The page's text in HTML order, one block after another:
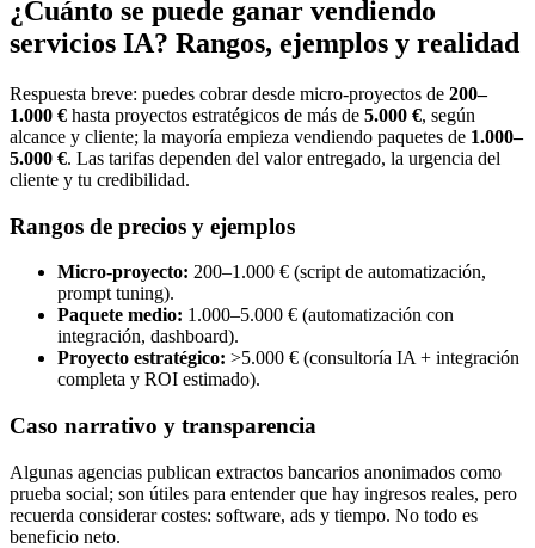
¿Cuánto se puede ganar vendiendo
servicios IA? Rangos, ejemplos y realidad
Respuesta breve: puedes cobrar desde micro-proyectos de 200–
1.000 € hasta proyectos estratégicos de más de 5.000 €, según
alcance y cliente; la mayoría empieza vendiendo paquetes de 1.000–
5.000 €. Las tarifas dependen del valor entregado, la urgencia del
cliente y tu credibilidad.
Rangos de precios y ejemplos
Micro-proyecto: 200–1.000 € (script de automatización,
prompt tuning).
Paquete medio: 1.000–5.000 € (automatización con
integración, dashboard).
Proyecto estratégico: >5.000 € (consultoría IA + integración
completa y ROI estimado).
Caso narrativo y transparencia
Algunas agencias publican extractos bancarios anonimados como
prueba social; son útiles para entender que hay ingresos reales, pero
recuerda considerar costes: software, ads y tiempo. No todo es
beneficio neto.